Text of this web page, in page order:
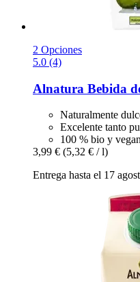
2 Opciones
5.0 (4)
Alnatura Bebida
Naturalmente
Excelente tanto
100 % bio y
3,99 € (5,32 € / l)
Entrega hasta el 17